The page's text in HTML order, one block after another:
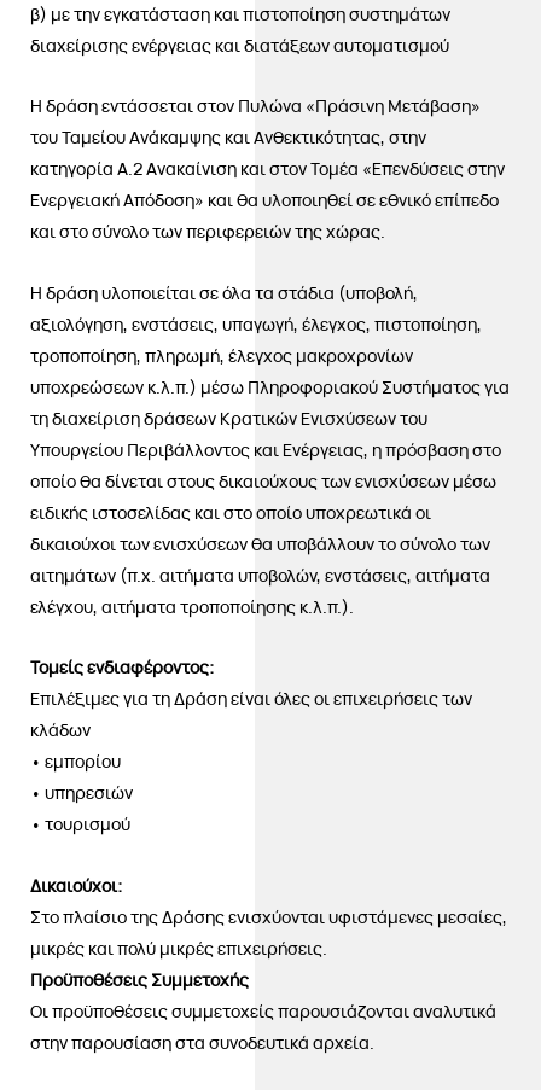
β) με την εγκατάσταση και πιστοποίηση συστημάτων
διαχείρισης ενέργειας και διατάξεων αυτοματισμού
Η δράση εντάσσεται στον Πυλώνα «Πράσινη Μετάβαση»
του Ταμείου Ανάκαμψης και Ανθεκτικότητας, στην
κατηγορία Α.2 Ανακαίνιση και στον Τομέα «Επενδύσεις στην
Ενεργειακή Απόδοση» και θα υλοποιηθεί σε εθνικό επίπεδο
και στο σύνολο των περιφερειών της χώρας.
Η δράση υλοποιείται σε όλα τα στάδια (υποβολή,
αξιολόγηση, ενστάσεις, υπαγωγή, έλεγχος, πιστοποίηση,
τροποποίηση, πληρωμή, έλεγχος μακροχρονίων
υποχρεώσεων κ.λ.π.) μέσω Πληροφοριακού Συστήματος για
τη διαχείριση δράσεων Κρατικών Ενισχύσεων του
Υπουργείου Περιβάλλοντος και Ενέργειας, η πρόσβαση στο
οποίο θα δίνεται στους δικαιούχους των ενισχύσεων μέσω
ειδικής ιστοσελίδας και στο οποίο υποχρεωτικά οι
δικαιούχοι των ενισχύσεων θα υποβάλλουν το σύνολο των
αιτημάτων (π.χ. αιτήματα υποβολών, ενστάσεις, αιτήματα
ελέγχου, αιτήματα τροποποίησης κ.λ.π.).
Τομείς ενδιαφέροντος:
Επιλέξιμες για τη Δράση είναι όλες οι επιχειρήσεις των
κλάδων
• εμπορίου
• υπηρεσιών
• τουρισμού
Δικαιούχοι:
Στο πλαίσιο της Δράσης ενισχύονται υφιστάμενες μεσαίες,
μικρές και πολύ μικρές επιχειρήσεις.
Προϋποθέσεις Συμμετοχής
Οι προϋποθέσεις συμμετοχείς παρουσιάζονται αναλυτικά
στην παρουσίαση στα συνοδευτικά αρχεία.